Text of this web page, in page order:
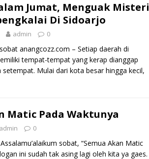
Jumat, Menguak Misteri
Di Sidoarjo
admin 0
anangcozz.com – Setiap daerah di
tempat-tempat yang kerap dianggap
Mulai dari kota besar hingga kecil,
Matic Pada Waktunya
admin 0
sobat, “Semua Akan Matic
ini sudah tak asing lagi oleh kita ya gaes.